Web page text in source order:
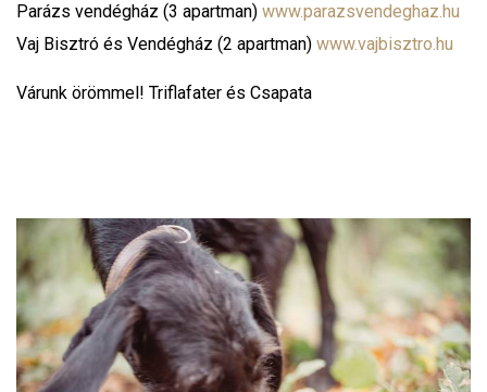
Parázs vendégház (3 apartman) www.parazsvendeghaz.hu
Vaj Bisztró és Vendégház (2 apartman) www.vajbisztro.hu
Várunk örömmel! Triflafater és Csapata